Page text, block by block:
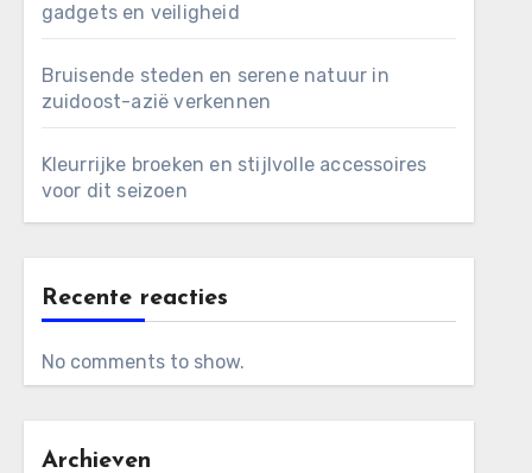
gadgets en veiligheid
Bruisende steden en serene natuur in
zuidoost-azië verkennen
Kleurrijke broeken en stijlvolle accessoires
voor dit seizoen
Recente reacties
No comments to show.
Archieven